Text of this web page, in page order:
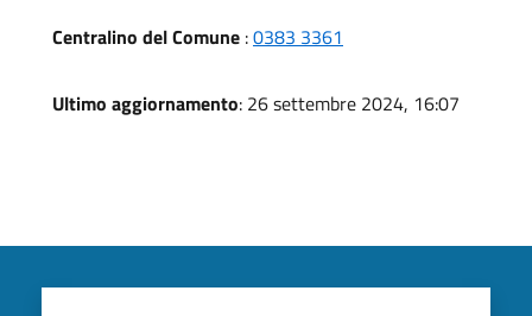
Centralino del Comune :0383 3361
Ultimo aggiornamento: 26 settembre 2024, 16:07